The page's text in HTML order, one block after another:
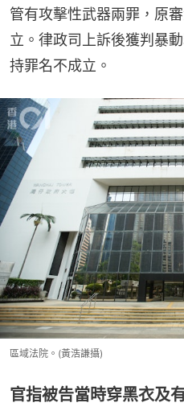
管有攻擊性武器兩罪，原
立。律政司上訴後獲判暴
持罪名不成立。
區域法院。(黃浩謙攝)
官指被告當時穿黑衣及